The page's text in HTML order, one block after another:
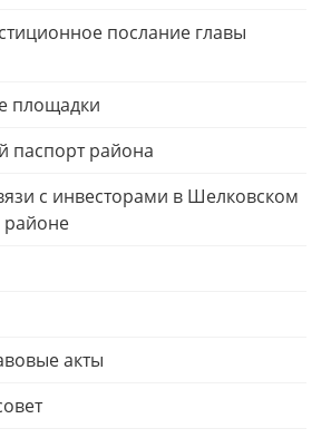
послание главы
площадки
паспорт района
с инвесторами в Шелковском
акты